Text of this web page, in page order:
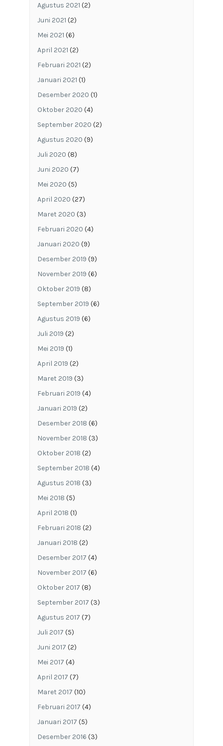
Agustus 2021 (2)
Juni 2021 (2)
Mei 2021 (6)
April 2021 (2)
Februari 2021 (2)
Januari 2021 (1)
Desember 2020 (1)
Oktober 2020 (4)
September 2020 (2)
Agustus 2020 (9)
Juli 2020 (8)
Juni 2020 (7)
Mei 2020 (5)
April 2020 (27)
Maret 2020 (3)
Februari 2020 (4)
Januari 2020 (9)
Desember 2019 (9)
November 2019 (6)
Oktober 2019 (8)
September 2019 (6)
Agustus 2019 (6)
Juli 2019 (2)
Mei 2019 (1)
April 2019 (2)
Maret 2019 (3)
Februari 2019 (4)
Januari 2019 (2)
Desember 2018 (6)
November 2018 (3)
Oktober 2018 (2)
September 2018 (4)
Agustus 2018 (3)
Mei 2018 (5)
April 2018 (1)
Februari 2018 (2)
Januari 2018 (2)
Desember 2017 (4)
November 2017 (6)
Oktober 2017 (8)
September 2017 (3)
Agustus 2017 (7)
Juli 2017 (5)
Juni 2017 (2)
Mei 2017 (4)
April 2017 (7)
Maret 2017 (10)
Februari 2017 (4)
Januari 2017 (5)
Desember 2016 (3)